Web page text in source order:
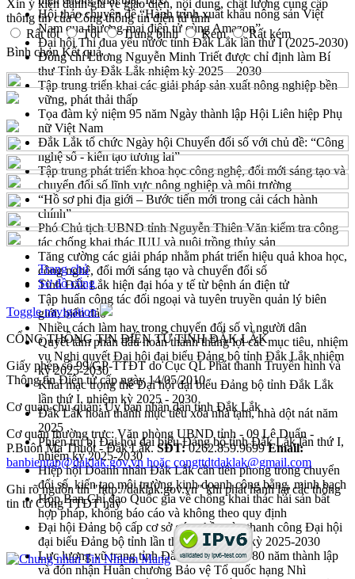
Hội thảo chuyên đề “Hành trình xuất khẩu nông sản Việt
Nam qua thương mại điện tử cùng Amazon”
Đại hội Thi đua yêu nước tỉnh Đắk Lắk lần thứ I (2025-2030)
Đồng chí Lương Nguyễn Minh Triết được chỉ định làm Bí
thư Tỉnh ủy Đắk Lắk nhiệm kỳ 2025 – 2030
Tập trung triển khai các giải pháp sản xuất nông nghiệp bền
vững, phát thải thấp
Tọa đàm kỷ niệm 95 năm Ngày thành lập Hội Liên hiệp Phụ
nữ Việt Nam
Đắk Lắk tổ chức Ngày hội Chuyển đổi số với chủ đề: “Công
nghệ số - kiến tạo tương lai”
Tập trung phát triển khoa học công nghệ, đổi mới sáng tạo và
chuyển đổi số lĩnh vực nông nghiệp và môi trường
“Hồ sơ phi địa giới – Bước tiến mới trong cải cách hành
chính”
Phó Chủ tịch UBND tỉnh Nguyễn Thiên Văn kiểm tra công
tác chống khai thác IUU và nuôi trồng thủy sản
Tăng cường các giải pháp nhằm phát triển hiệu quả khoa học,
công nghệ, đổi mới sáng tạo và chuyển đổi số
Tỉnh Đắk Lắk hiện đại hóa y tế từ bệnh án điện tử
Tập huấn công tác đối ngoại và tuyên truyền quản lý biên
giới, biển đảo
Nhiều cách làm hay trong chuyển đổi số vì người dân
Quyết tâm phấn đấu hoàn thành thắng lợi các mục tiêu, nhiệm
vụ Nghị quyết Đại hội đại biểu Đảng bộ tỉnh Đắk Lắk nhiệm
kỳ 2025-2030
Khai mạc trọng thể Đại hội đại biểu Đảng bộ tỉnh Đắk Lắk
lần thứ I, nhiệm kỳ 2025 - 2030
Đắk Lắk hoàn thành mục tiêu xóa nhà tạm, nhà dột nát năm
2025
Phiên trù bị Đại hội đại biểu Đảng bộ tỉnh Đắk Lắk lần thứ I,
nhiệm kỳ 2025-2030
Hiệp hội Doanh nhân Đắk Lắk cần tiên phong trong chuyển
đổi số, kiến tạo môi trường kinh doanh công bằng, minh bạch
Họp Ban Chỉ đạo Quốc gia về chống khai thác hải sản bất
hợp pháp, không báo cáo và không theo quy định
Đại hội Đảng bộ cấp cơ sở góp phần vào thanh công Đại hội
đại biểu Đảng bộ tỉnh lần thứ nhất, nhiệm kỳ 2025-2030
Lực lượng vũ trang tỉnh Đắk Lắk kỷ niệm 80 năm thành lập
và đón nhận Huân chương Bảo vệ Tổ quốc hạng Nhì
Xin ý kiến đánh giá về giao diện, nội dung, chất lượng cung cấp
thông tin của Cổng thông tin điện tử tỉnh
Rất tốt
Tốt Trung bình Kém
Rất kém
Bình chọnKết quả
Trang chủ
Sơ đồ cổng
Toggle navigation
CỔNG THÔNG TIN ĐIỆN TỬ TỈNH ĐẮK LẮK
Giấy phép số 99/GP-TTĐT do Cục QL Phát thanh Truyền hình và
Thông tin Điện tử cấp ngày 14/05/2010
Cơ quan chủ quản: Ủy ban nhân dân tỉnh Đắk Lắk
Cơ quan thường trực: Văn phòng UBND tỉnh - 09 Lê Duẩn -
P.Buôn Ma Thuột - Đắk Lắk.SĐT:0262.859.9699Email:
banbientap@daklak.gov.vn hoặc congttdtdaklak@gmail.com
Ghi rõ nguồn tin "http://daklak.gov.vn" khi phát hành lại các thông
tin từ Cổng TTĐT này